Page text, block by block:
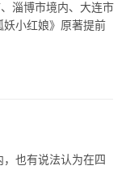
淄博市境内、大连市
小红娘》原著提前
也有说法认为在四